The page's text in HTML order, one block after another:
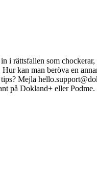
rättsfallen som
kan man beröva en
Mejla
på Dokland+ eller